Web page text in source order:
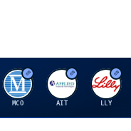
M
MCO
A
AIT
E
LLY